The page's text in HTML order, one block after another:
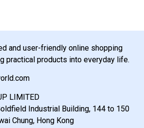
and user-friendly online shopping
practical products into everyday life.
LIMITED
Industrial Building, 144 to 150
Chung, Hong Kong